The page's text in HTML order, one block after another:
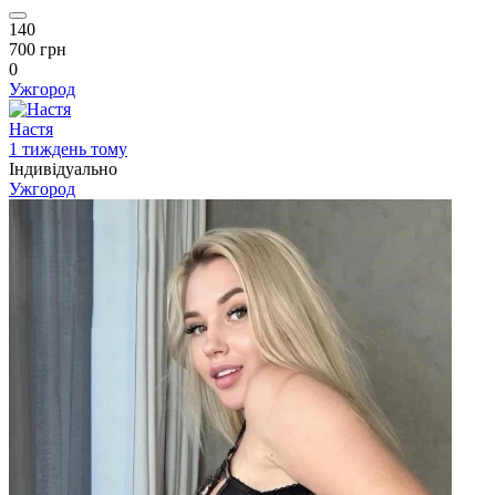
140
700 грн
0
Ужгород
Настя
1 тиждень тому
Індивідуально
Ужгород